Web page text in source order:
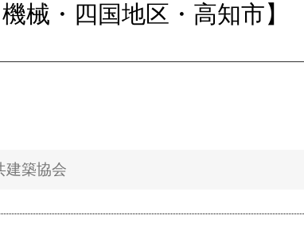
械・四国地区・高知市】